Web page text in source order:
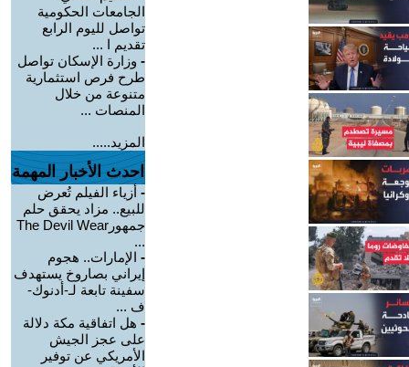
الجامعات الحكومية
تواصل لليوم الرابع
تقديم ا ...
- وزارة الإسكان تواصل
طرح فرص استثمارية
متنوعة من خلال
المنصات ...
المزيد.....
احدث الأخبار المهمة
- أزياء الفيلم تُعرض
للبيع.. مزاد يحقق حلم
جمهورThe Devil Wear
...
- الإمارات.. هجوم
إيراني بصاروخ يستهدف
سفينة تابعة لـ-أدنوك-
ف ...
- هل اتفاقية مكة دلالة
على عجز الجيش
الأمريكي عن توفير